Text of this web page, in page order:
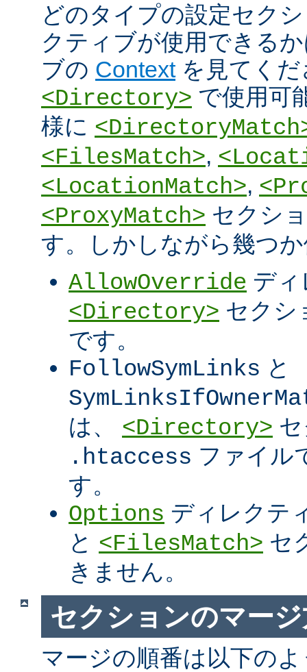
どのタイプの設定セク
クティブが使用できる
ブの Contextを見てくだ
<Directory> で使用可
様に
<FilesMatch>,
<LocationMatch>,
<ProxyMatch> セクシ
す。しかしながら幾つ
AllowOverride デ
<Directory> セクシ
です。
FollowSymLinks と
は、 <Directory>
.htaccess ファイル
す。
Options ディレクテ
と <FilesMatch> セ
きません。
セクションのマー
マージの順番は以下の